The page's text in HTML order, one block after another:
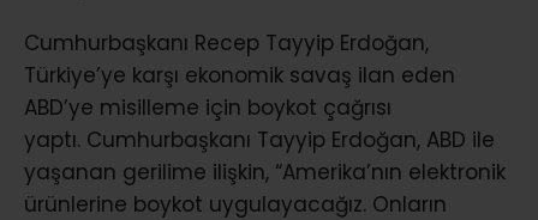
Cumhurbaşkanı Recep Tayyip Erdoğan,
Türkiye’ye karşı ekonomik savaş ilan eden
ABD’ye misilleme için boykot çağrısı
yaptı. Cumhurbaşkanı Tayyip Erdoğan, ABD ile
yaşanan gerilime ilişkin, “Amerika’nın elektronik
ürünlerine boykot uygulayacağız. Onların